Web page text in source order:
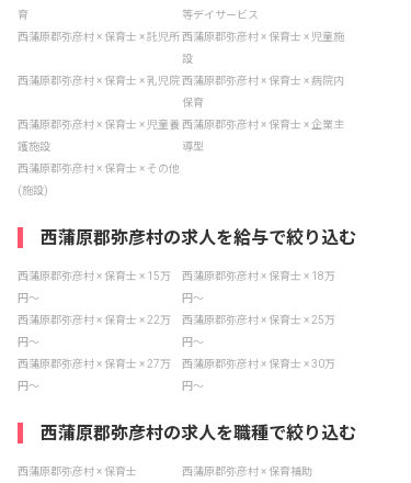
育
等デイサービス
西蒲原郡弥彦村 × 保育士 × 託児所西蒲原郡弥彦村 × 保育士 × 児童施
設
西蒲原郡弥彦村 × 保育士 × 乳児院西蒲原郡弥彦村 × 保育士 × 病院内
保育
西蒲原郡弥彦村 × 保育士 × 児童養
護施設
西蒲原郡弥彦村 × 保育士 × 企業主
導型
西蒲原郡弥彦村 × 保育士 × その他
(施設)
西蒲原郡弥彦村の求人を給与で絞り込む
西蒲原郡弥彦村 × 保育士 × 15万
円〜
西蒲原郡弥彦村 × 保育士 × 18万
円〜
西蒲原郡弥彦村 × 保育士 × 22万
円〜
西蒲原郡弥彦村 × 保育士 × 25万
円〜
西蒲原郡弥彦村 × 保育士 × 27万
円〜
西蒲原郡弥彦村 × 保育士 × 30万
円〜
西蒲原郡弥彦村の求人を職種で絞り込む
西蒲原郡弥彦村 × 保育士 西蒲原郡弥彦村 × 保育補助